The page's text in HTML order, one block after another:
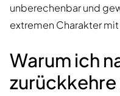
unberechenbar und
extremen Charakter
Warum ich
zurückkehre